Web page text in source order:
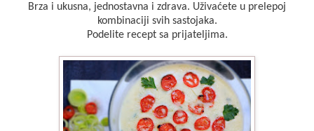
Brza i ukusna, jednostavna i zdrava. Uživaćete u prelepoj
kombinaciji svih sastojaka.
Podelite recept sa prijateljima.